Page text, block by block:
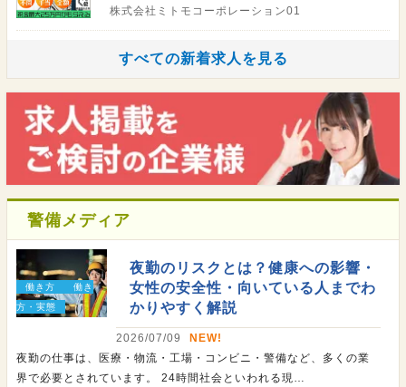
株式会社ミトモコーポレーション01
すべての新着求人を見る
警備メディア
働き方
働き
方・実態
夜勤のリスクとは？健康への影響・
女性の安全性・向いている人までわ
かりやすく解説
2026/07/09
NEW!
夜勤の仕事は、医療・物流・工場・コンビニ・警備など、多くの業
界で必要とされています。 24時間社会といわれる現…